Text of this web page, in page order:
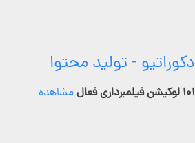
دکوراتیو - تولید محتوا
۱۰۱ لوکیشن فیلمبرداری فعال مشاهده